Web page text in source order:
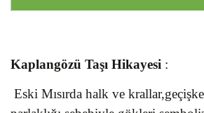
Kaplangözü Taşı Hikayesi :
Eski Mısırda halk ve